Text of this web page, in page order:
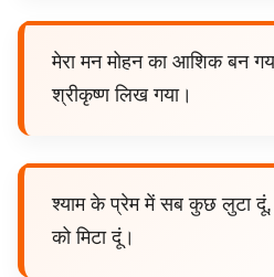
मेरा मन मोहन का आशिक बन
श्रीकृष्ण लिख गया।
श्याम के प्रेम में सब कुछ लुटा
को मिटा दूं।